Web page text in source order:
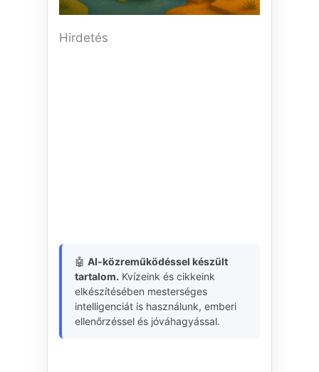
Hirdetés
🤖 AI-közreműködéssel készült
tartalom. Kvízeink és cikkeink
elkészítésében mesterséges
intelligenciát is használunk, emberi
ellenőrzéssel és jóváhagyással.